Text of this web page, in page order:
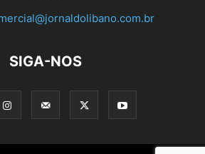
SIGA-NOS